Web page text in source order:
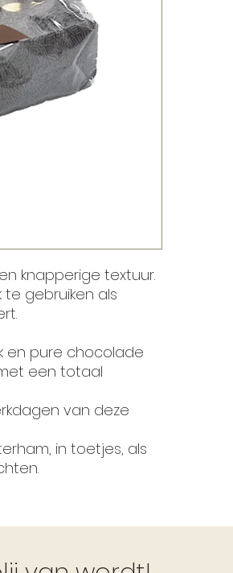
knapperige textuur.
gebruiken als
en pure chocolade
een totaal
van deze
in toetjes, als